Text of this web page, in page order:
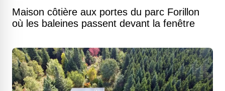
Maison côtière aux portes du parc Forillon
où les baleines passent devant la fenêtre